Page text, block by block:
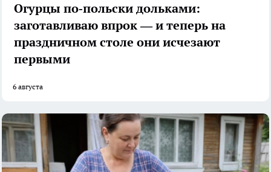
Огурцы по‑польски дольками:
заготавливаю впрок — и теперь на
праздничном столе они исчезают
первыми
6 августа